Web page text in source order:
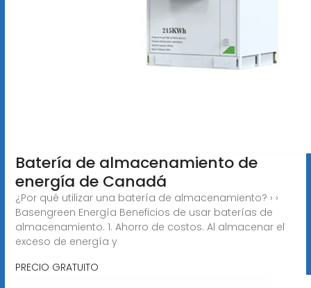
Batería de almacenamiento de
energía de Canadá
¿Por qué utilizar una batería de almacenamiento? › ›
Basengreen Energía Beneficios de usar baterías de
almacenamiento. 1. Ahorro de costos. Al almacenar el
exceso de energía y
PRECIO GRATUITO